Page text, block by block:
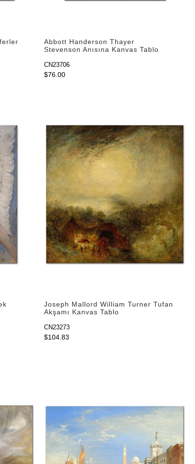
Abbott Handerson Thayer
Stevenson Anısına Kanvas Tablo
CN23706
$76.00
Joseph Mallord William Turner Tufan
Akşamı Kanvas Tablo
CN23273
$104.83